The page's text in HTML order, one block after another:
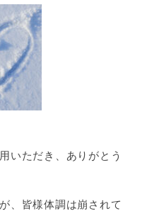
いただき、ありがとう
、皆様体調は崩されて